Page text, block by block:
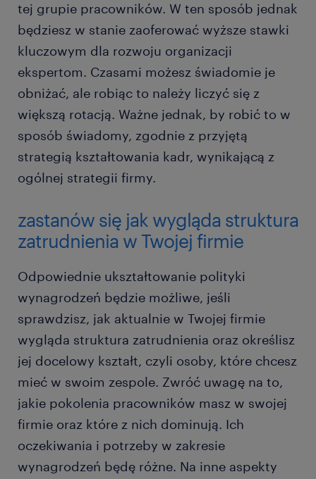
tej grupie pracowników. W ten sposób jednak
będziesz w stanie zaoferować wyższe stawki
kluczowym dla rozwoju organizacji
ekspertom. Czasami możesz świadomie je
obniżać, ale robiąc to należy liczyć się z
większą rotacją. Ważne jednak, by robić to w
sposób świadomy, zgodnie z przyjętą
strategią kształtowania kadr, wynikającą z
ogólnej strategii firmy.
zastanów się jak wygląda struktura
zatrudnienia w Twojej firmie
Odpowiednie ukształtowanie polityki
wynagrodzeń będzie możliwe, jeśli
sprawdzisz, jak aktualnie w Twojej firmie
wygląda struktura zatrudnienia oraz określisz
jej docelowy kształt, czyli osoby, które chcesz
mieć w swoim zespole. Zwróć uwagę na to,
jakie pokolenia pracowników masz w swojej
firmie oraz które z nich dominują. Ich
oczekiwania i potrzeby w zakresie
wynagrodzeń będę różne. Na inne aspekty